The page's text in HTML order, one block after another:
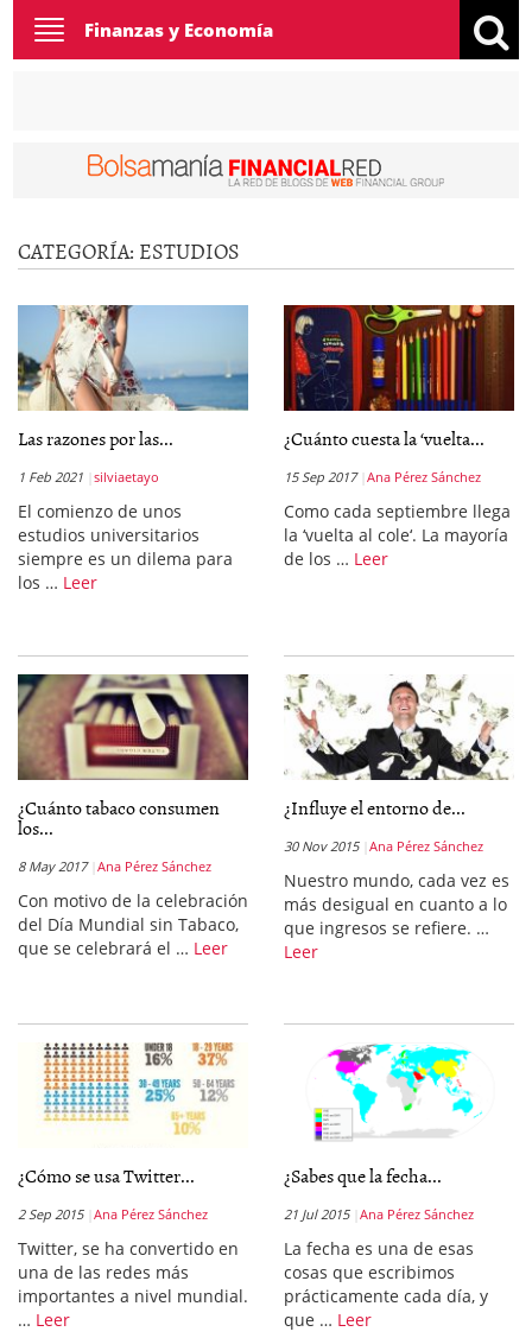
Toggle
navigation
Finanzas y Economía
CATEGORÍA: ESTUDIOS
Las razones por las...
1 Feb 2021 silviaetayo
El comienzo de unos
estudios universitarios
siempre es un dilema para
los … Leer
¿Cuánto cuesta la ‘vuelta...
15 Sep 2017 Ana Pérez Sánchez
Como cada septiembre llega
la ‘vuelta al cole‘. La mayoría
de los … Leer
¿Cuánto tabaco consumen
los...
8 May 2017 Ana Pérez Sánchez
Con motivo de la celebración
del Día Mundial sin Tabaco,
que se celebrará el … Leer
¿Influye el entorno de...
30 Nov 2015 Ana Pérez Sánchez
Nuestro mundo, cada vez es
más desigual en cuanto a lo
que ingresos se refiere. …
Leer
¿Cómo se usa Twitter...
2 Sep 2015 Ana Pérez Sánchez
Twitter, se ha convertido en
una de las redes más
importantes a nivel mundial.
… Leer
¿Sabes que la fecha...
21 Jul 2015 Ana Pérez Sánchez
La fecha es una de esas
cosas que escribimos
prácticamente cada día, y
que … Leer